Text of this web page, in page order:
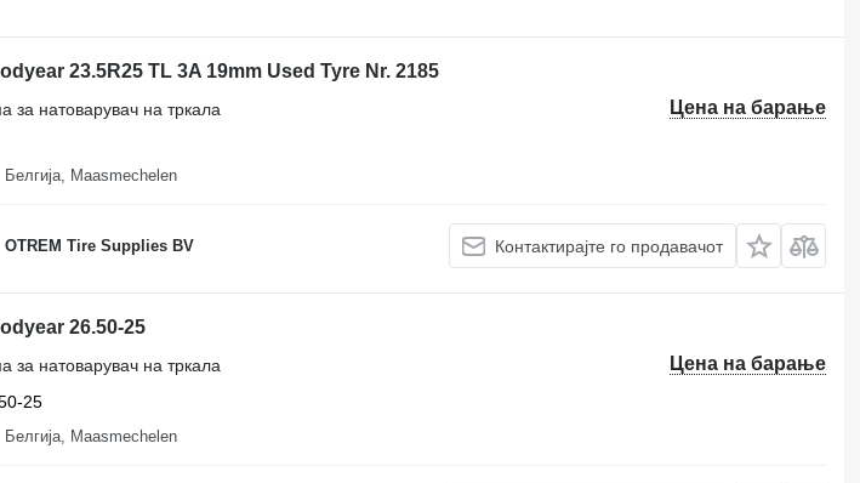
23.5R25 TL 3A 19mm Used Tyre Nr. 2185
Цена на барање
за натоварувач на тркала
Белгија, Maasmechelen
OTREM Tire Supplies BV Контактирајте го продавачот
26.50-25
Цена на барање
за натоварувач на тркала
25
Белгија, Maasmechelen